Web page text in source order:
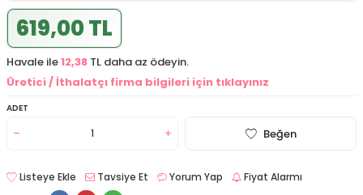
619,00 TL
Havale ile12,38 TL daha az ödeyin.
Üretici / İthalatçı firma bilgileri için tıklayınız
ADET
Beğen
Listeye Ekle Tavsiye Et Yorum Yap Fiyat Alarmı